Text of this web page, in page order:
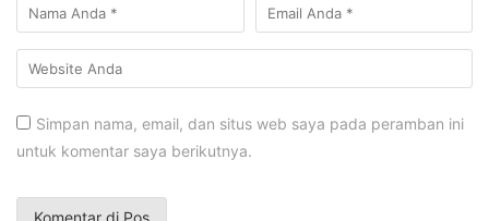
Simpan nama, email, dan situs web saya pada peramban ini
untuk komentar saya berikutnya.